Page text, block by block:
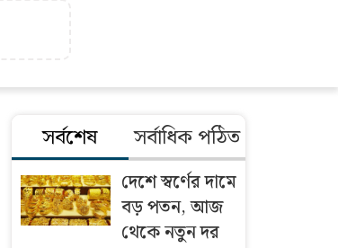
সর্বশেষ সর্বাধিক পঠিত
দেশে স্বর্ণের দামে
বড় পতন, আজ
থেকে নতুন দর